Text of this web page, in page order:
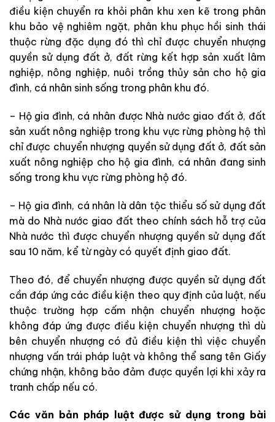
điều kiện chuyển ra khỏi phân khu xen kẽ trong phân
khu bảo vệ nghiêm ngặt, phân khu phục hồi sinh thái
thuộc rừng đặc dụng đó thì chỉ được chuyển nhượng
quyền sử dụng đất ở, đất rừng kết hợp sản xuất lâm
nghiệp, nông nghiệp, nuôi trồng thủy sản cho hộ gia
đình, cá nhân sinh sống trong phân khu đó.
– Hộ gia đình, cá nhân được Nhà nước giao đất ở, đất
sản xuất nông nghiệp trong khu vực rừng phòng hộ thì
chỉ được chuyển nhượng quyền sử dụng đất ở, đất sản
xuất nông nghiệp cho hộ gia đình, cá nhân đang sinh
sống trong khu vực rừng phòng hộ đó.
– Hộ gia đình, cá nhân là dân tộc thiểu số sử dụng đất
mà do Nhà nước giao đất theo chính sách hỗ trợ của
Nhà nước thì được chuyển nhượng quyền sử dụng đất
sau 10 năm, kể từ ngày có quyết định giao đất.
Theo đó, để chuyển nhượng được quyền sử dụng đất
cần đáp ứng các điều kiện theo quy định của luật, nếu
thuộc trường hợp cấm nhận chuyển nhượng hoặc
không đáp ứng được điều kiện chuyển nhượng thì dù
bên chuyển nhượng có đủ điều kiện thì việc chuyển
nhượng vấn trái pháp luật và không thể sang tên Giấy
chứng nhận, không bảo đảm được quyền lợi khi xảy ra
tranh chấp nếu có.
Các văn bản pháp luật được sử dụng trong bài